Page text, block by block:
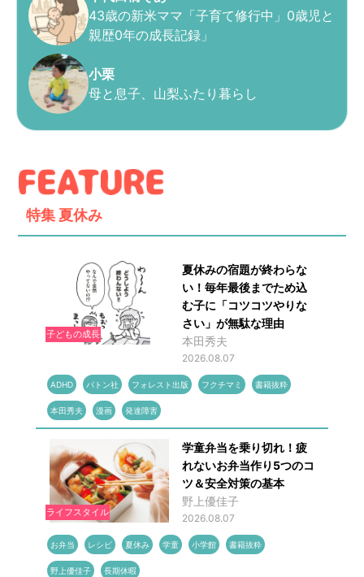
43歳の新米ママ「子育て修行中」0歳児と
親歴0年の成長記録」
小栗
母と息子、山梨ふたり暮らし
特集 夏休み
子どもの成長
夏休みの宿題が終わらな
い！毎年最後までため込
む子に「コツコツやりな
さい」が無駄な理由
本田秀夫
2026.08.07
ADHD バトン社 フォレスト出版 フクチマミ 書籍抜粋
本田秀夫 漫画 発達障害
ライフスタイル
学童弁当を乗り切れ！疲
れないお弁当作り5つのコ
ツ＆安全対策の基本
野上優佳子
2026.08.07
お弁当 レシピ 夏休み 学童 小学館 書籍抜粋
野上優佳子 長期休暇